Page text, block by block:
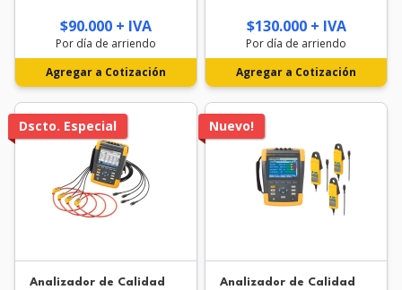
$90.000 + IVA
Por día de arriendo
Agregar a Cotización
$130.000 + IVA
Por día de arriendo
Agregar a Cotización
Analizador de Calidad
Dscto. Especial
Analizador de Calidad
Nuevo!